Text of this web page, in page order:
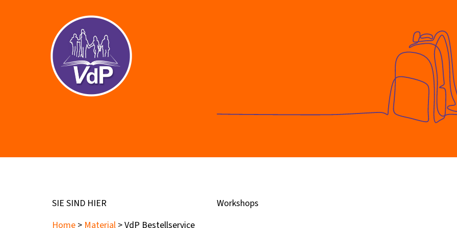
SIE SIND HIER
Home > Material > VdP Bestellservice
Workshops